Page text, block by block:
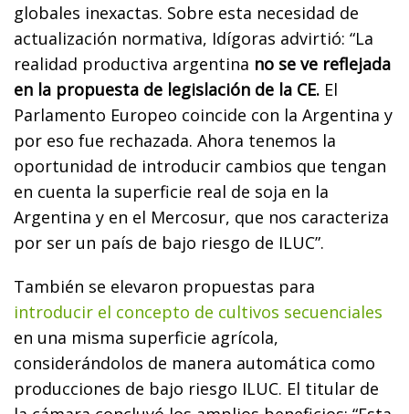
globales inexactas. Sobre esta necesidad de
actualización normativa, Idígoras advirtió: “La
realidad productiva argentina no se ve reflejada
en la propuesta de legislación de la CE. El
Parlamento Europeo coincide con la Argentina y
por eso fue rechazada. Ahora tenemos la
oportunidad de introducir cambios que tengan
en cuenta la superficie real de soja en la
Argentina y en el Mercosur, que nos caracteriza
por ser un país de bajo riesgo de ILUC”.
También se elevaron propuestas para
introducir el concepto de cultivos secuenciales
en una misma superficie agrícola,
considerándolos de manera automática como
producciones de bajo riesgo ILUC. El titular de